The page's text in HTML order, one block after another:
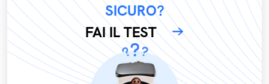
SICURO?
FAI IL TEST